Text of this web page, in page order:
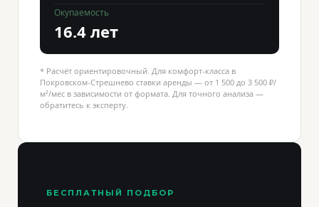
Окупаемость
16.4 лет
* Расчёт ориентировочный. Для комфорт-класса в
Покровском-Стрешнево ставки аренды — от 1 500 до 3 500 ₽/
м²/мес в зависимости от формата. Для точного анализа —
обратитесь к эксперту.
БЕСПЛАТНЫЙ ПОДБОР